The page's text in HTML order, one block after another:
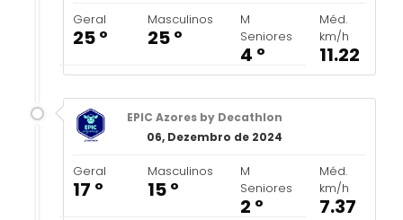
Geral
25 º
Masculinos
25 º
M
Seniores
4 º
Méd.
km/h
11.22
EPIC Azores by Decathlon
06, Dezembro de 2024
Geral
17 º
Masculinos
15 º
M
Seniores
2 º
Méd.
km/h
7.37